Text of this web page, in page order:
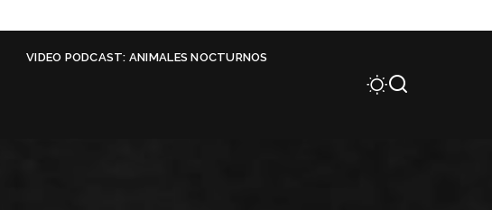
VIDEO PODCAST: ANIMALES NOCTURNOS